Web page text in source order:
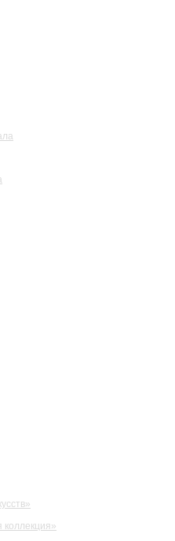
коллекция»